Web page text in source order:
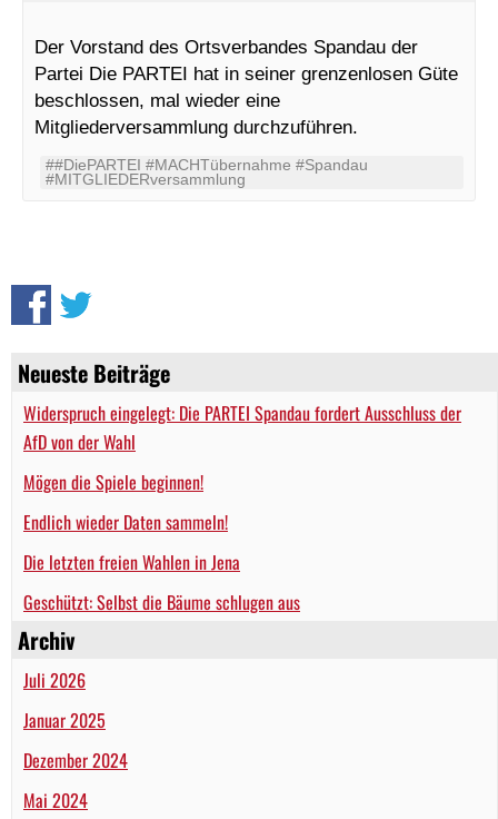
Neueste Beiträge
Widerspruch eingelegt: Die PARTEI Spandau fordert Ausschluss der
AfD von der Wahl
Mögen die Spiele beginnen!
Endlich wieder Daten sammeln!
Die letzten freien Wahlen in Jena
Geschützt: Selbst die Bäume schlugen aus
Archiv
Juli 2026
Januar 2025
Dezember 2024
Mai 2024
Der Vorstand des Ortsverbandes Spandau der
Partei Die PARTEI hat in seiner grenzenlosen Güte
beschlossen, mal wieder eine
Mitgliederversammlung durchzuführen.
##DiePARTEI #MACHTübernahme #Spandau
#MITGLIEDERversammlung